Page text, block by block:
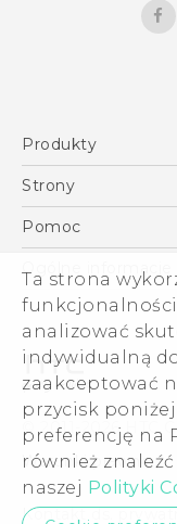
Ta strona
analizować
indywidualną
zaakceptować
przycisk
preferencję na
również
naszej Polityki
Polish -
English -
Produkty
Smartfony
VIVE
Akcesoria
Strony
HTC Vive
Pomoc
Pomoc E-
Ogólne informacje
ESG
Informacje o
Dla inwestorów
Cookie
Kariera
Security and
© 2011-2026 HTC
Warunki prawne
Kontakt ds.